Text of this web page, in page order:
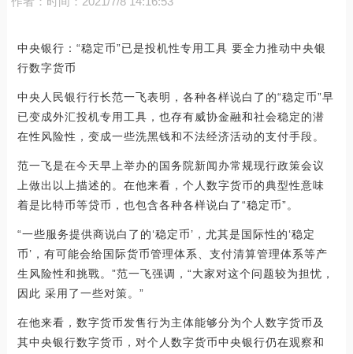
中央银行：“稳定币”已是投机性专用工具 要全力推动中央银
行数字货币
中央人民银行行长范一飞表明，各种各样说白了的“稳定币”早
已变成外汇投机专用工具，也存有威协金融和社会稳定的潜
在性风险性，变成一些洗黑钱和不法经济活动的支付手段。
范一飞是在今天早上举办的国务院新闻办常规现行政策会议
上做出以上描述的。在他来看，个人数字货币的典型性意味
着是比特币等贷币，也包含各种各样说白了“稳定币”。
“一些服务提供商说白了的‘稳定币’，尤其是国际性的‘稳定
币’，有可能会给国际货币管理体系、支付清算管理体系等产
生风险性和挑戰。”范一飞强调，“大家对这个问题较为担忧，
因此 采用了一些对策。”
在他来看，数字货币发售行为主体能够分为个人数字货币及
其中央银行数字货币，对个人数字货币中央银行仍在观察和